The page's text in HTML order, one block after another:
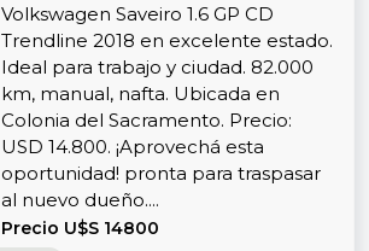
Volkswagen Saveiro 1.6 GP CD
Trendline 2018 en excelente estado.
Ideal para trabajo y ciudad. 82.000
km, manual, nafta. Ubicada en
Colonia del Sacramento. Precio:
USD 14.800. ¡Aprovechá esta
oportunidad! pronta para traspasar
al nuevo dueño....
Precio U$S 14800